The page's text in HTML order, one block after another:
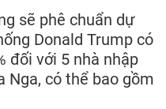
sẽ phê chuẩn dự
Donald Trump có
đối với 5 nhà nhập
Nga, có thể bao gồm